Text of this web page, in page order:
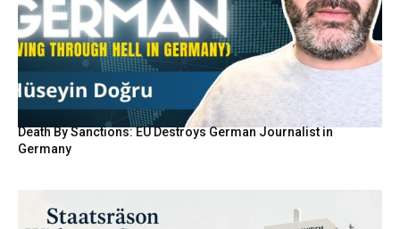
Death By Sanctions: EU Destroys German Journalist in
Germany